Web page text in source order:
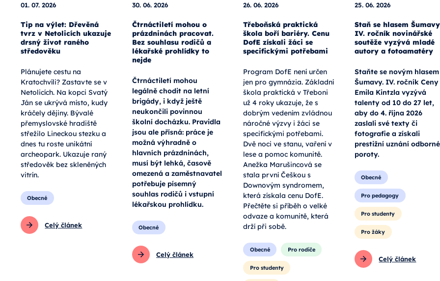
01. 07. 2026
Tip na výlet: Dřevěná
tvrz v Netolicích ukazuje
drsný život raného
středověku
Plánujete cestu na
Kratochvíli? Zastavte se v
Netolicích. Na kopci Svatý
Ján se ukrývá místo, kudy
kráčely dějiny. Bývalé
přemyslovské hradiště
střežilo Lineckou stezku a
dnes tu roste unikátní
archeopark. Ukazuje raný
středověk bez skleněných
vitrín.
Obecné
Celý článek
30. 06. 2026
Čtrnáctiletí mohou o
prázdninách pracovat.
Bez souhlasu rodičů a
lékařské prohlídky to
nejde
Čtrnáctiletí mohou
legálně chodit na letní
brigády, i když ještě
neukončili povinnou
školní docházku. Pravidla
jsou ale přísná: práce je
možná výhradně o
hlavních prázdninách,
musí být lehká, časově
omezená a zaměstnavatel
potřebuje písemný
souhlas rodičů i vstupní
lékařskou prohlídku.
Obecné
Celý článek
26. 06. 2026
Třeboňská praktická
škola boří bariéry. Cenu
DofE získali žáci se
specifickými potřebami
Program DofE není určen
jen pro gymnázia. Základní
škola praktická v Třeboni
už 4 roky ukazuje, že s
dobrým vedením zvládnou
náročné výzvy i žáci se
specifickými potřebami.
Dvě noci ve stanu, vaření v
lese a pomoc komunitě.
Anežka Marušincová se
stala první Češkou s
Downovým syndromem,
která získala cenu DofE.
Přečtěte si příběh o velké
odvaze a komunitě, která
drží při sobě.
Obecné Pro rodiče
Pro studenty
25. 06. 2026
Staň se hlasem
IV. ročník novinářské
soutěže vyzývá mladé
autory a fotoamatéry
Staňte se novým hlasem
Šumavy. IV. ročník Ceny
Emila Kintzla vyzývá
talenty od 10 do 27 let,
aby do 4. října 2026
zaslali své texty či
fotografie a získali
prestižní uznání odborné
poroty.
Obecné
Pro pedagogy
Pro studenty
Pro žáky
Celý článek